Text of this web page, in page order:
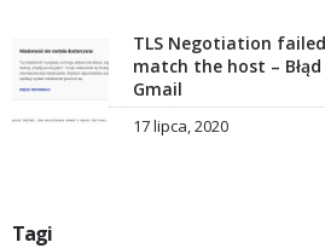
TLS Negotiation
match the host –
Gmail
17 lipca, 2020
Tagi